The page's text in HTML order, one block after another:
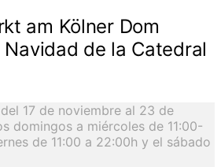
am Kölner Dom
de la Catedral
17 de noviembre al 23 de
domingos a miércoles de 11:00-
de 11:00 a 22:00h y el sábado